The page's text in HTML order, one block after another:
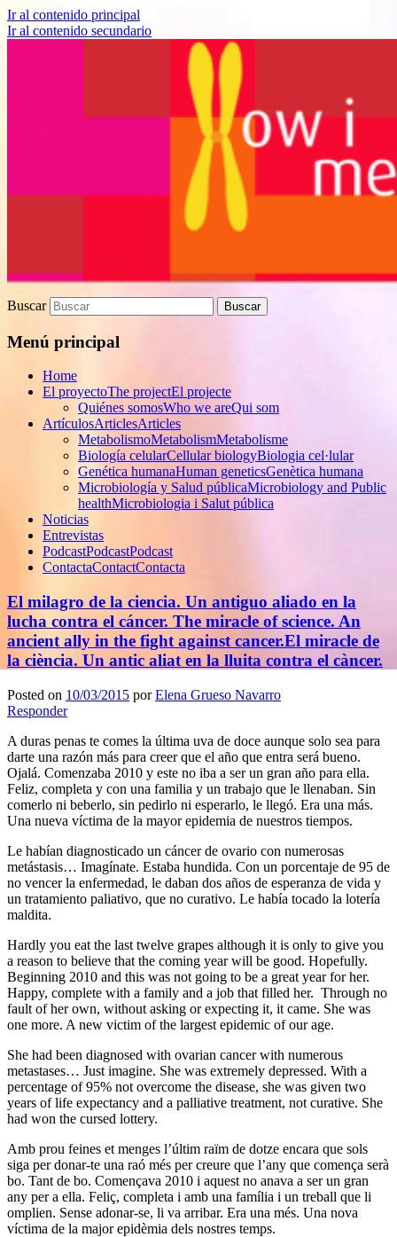
Ir al contenido principal
Ir al contenido secundario
How I met your genes
Proyecto de divulgación científica sobre
Buscar
Menú principal
Home
El proyectoThe projectEl projecte
Quiénes somosWho we areQui som
ArtículosArticlesArticles
MetabolismoMetabolismMetabolisme
Biología celularCellular biologyBiologia cel·lular
Genética humanaHuman geneticsGenètica humana
Microbiología y Salud públicaMicrobiology and Public
healthMicrobiologia i Salut pública
Noticias
Entrevistas
PodcastPodcastPodcast
ContactaContactContacta
El milagro de la ciencia. Un antiguo aliado en la
lucha contra el cáncer. The miracle of science. An
ancient ally in the fight against cancer.El miracle de
la ciència. Un antic aliat en la lluita contra el càncer.
Posted on 10/03/2015 porElena Grueso Navarro
Responder
A duras penas te comes la última uva de doce aunque solo sea para
darte una razón más para creer que el año que entra será bueno.
Ojalá. Comenzaba 2010 y este no iba a ser un gran año para ella.
Feliz, completa y con una familia y un trabajo que le llenaban. Sin
comerlo ni beberlo, sin pedirlo ni esperarlo, le llegó. Era una más.
Una nueva víctima de la mayor epidemia de nuestros tiempos.
Le habían diagnosticado un cáncer de ovario con numerosas
metástasis… Imagínate. Estaba hundida. Con un porcentaje de 95 de
no vencer la enfermedad, le daban dos años de esperanza de vida y
un tratamiento paliativo, que no curativo. Le había tocado la lotería
maldita.
Hardly you eat the last twelve grapes although it is only to give you
a reason to believe that the coming year will be good. Hopefully.
Beginning 2010 and this was not going to be a great year for her.
Happy, complete with a family and a job that filled her. Through no
fault of her own, without asking or expecting it, it came. She was
one more. A new victim of the largest epidemic of our age.
She had been diagnosed with ovarian cancer with numerous
metastases… Just imagine. She was extremely depressed. With a
percentage of 95% not overcome the disease, she was given two
years of life expectancy and a palliative treatment, not curative. She
had won the cursed lottery.
Amb prou feines et menges l’últim raïm de dotze encara que sols
siga per donar-te una raó més per creure que l’any que comença serà
bo. Tant de bo. Començava 2010 i aquest no anava a ser un gran
any per a ella. Feliç, completa i amb una família i un treball que li
omplien. Sense adonar-se, li va arribar. Era una més. Una nova
víctima de la major epidèmia dels nostres temps.